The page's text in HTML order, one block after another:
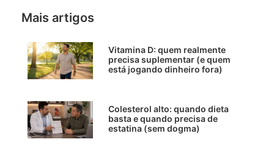
Mais artigos
Vitamina D: quem realmente
precisa suplementar (e quem
está jogando dinheiro fora)
Colesterol alto: quando dieta
basta e quando precisa de
estatina (sem dogma)